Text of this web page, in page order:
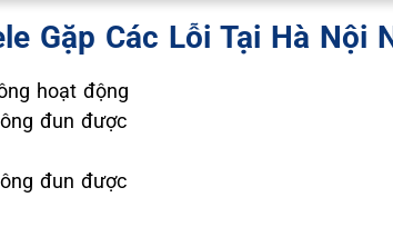
Gặp Các Lỗi Tại Hà Nội
hoạt động
đun được
đun được